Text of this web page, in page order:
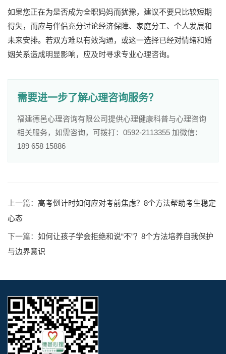
如果您正在为是否成为全职妈妈而犹豫，建议不要只比较短期
得失，而应与伴侣充分讨论经济保障、家庭分工、个人发展和
未来安排。若双方难以有效沟通，或这一选择已经对情绪和婚
姻关系造成明显影响，应及时寻求专业心理咨询。
需要进一步了解心理咨询服务？
福建德邑心理咨询有限公司提供心理健康科普与心理咨询
相关服务，如需咨询，可拨打：0592-2113355 加微信：
189 658 15886
上一篇： 高考倒计时如何应对考前焦虑？8个方法帮助考生稳定
心态
下一篇： 如何让孩子学会拒绝和说“不”？8个方法培养自我保护
与边界意识